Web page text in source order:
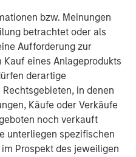
bzw. Meinungen
betrachtet oder als
Aufforderung zur
Kauf eines Anlageprodukts
derartige
in denen
Käufe oder Verkäufe
noch verkauft
unterliegen spezifischen
Prospekt des jeweiligen